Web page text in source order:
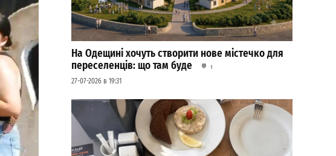
На Одещині хочуть створити нове містечко для
переселенців: що там буде
1
27-07-2026 в 19:31